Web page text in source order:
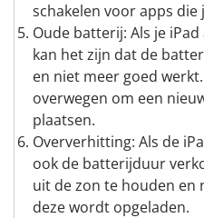
schakelen voor apps die
Oude batterij: Als je
kan het zijn dat de
en niet meer goed
overwegen om een
plaatsen.
Oververhitting: Als de
ook de batterijduur
uit de zon te houden en
deze wordt opgeladen.